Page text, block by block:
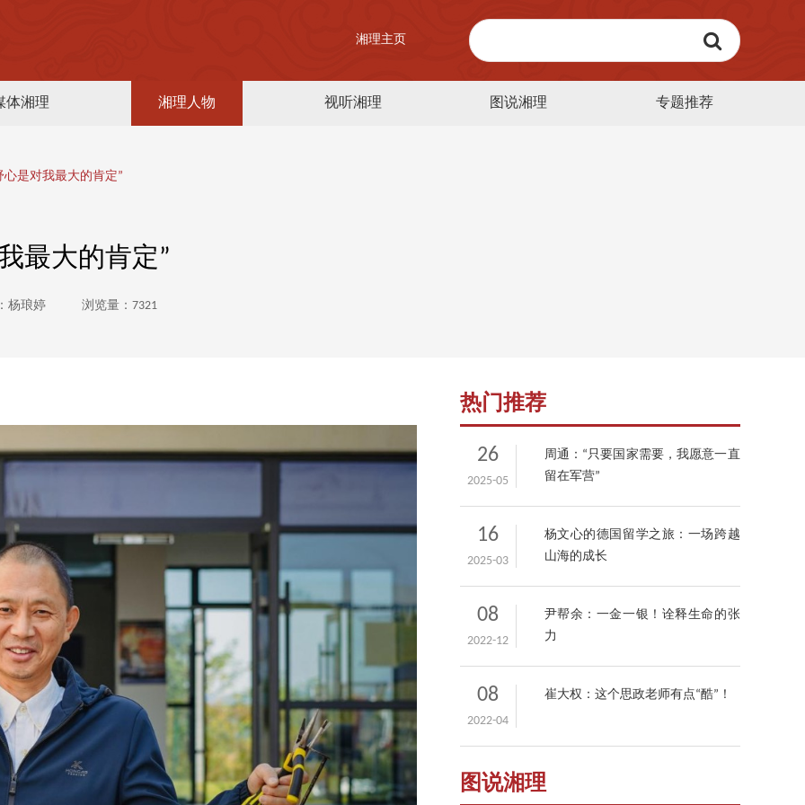
湘理主页
体湘理 湘理人物 视听湘理 图说湘理 专题推荐
是对我最大的肯定”
最大的肯定”
杨琅婷 浏览量：7321
热门推荐
26
2025-05
周通：“只要国家需要，我愿意一直
留在军营”
16
2025-03
杨文心的德国留学之旅：一场跨越
山海的成长
08
2022-12
尹帮余：一金一银！诠释生命的张
力
08
2022-04
崔大权：这个思政老师有点“酷”！
图说湘理